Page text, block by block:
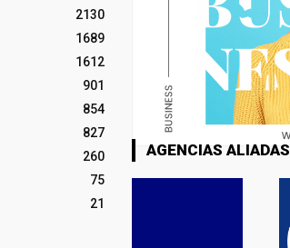
2130
1689
1612
901
854
827
260
75
21
AGENCIAS ALIADAS